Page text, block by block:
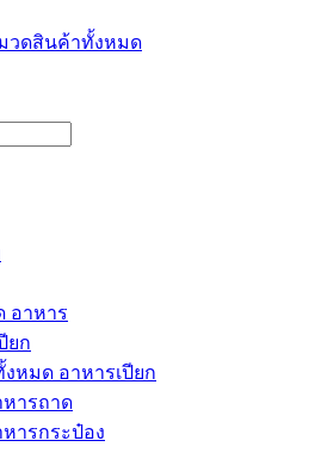
วดสินค้าทั้งหมด
อาหาร
ยก
งหมด อาหารเปียก
หารถาด
หารกระป๋อง